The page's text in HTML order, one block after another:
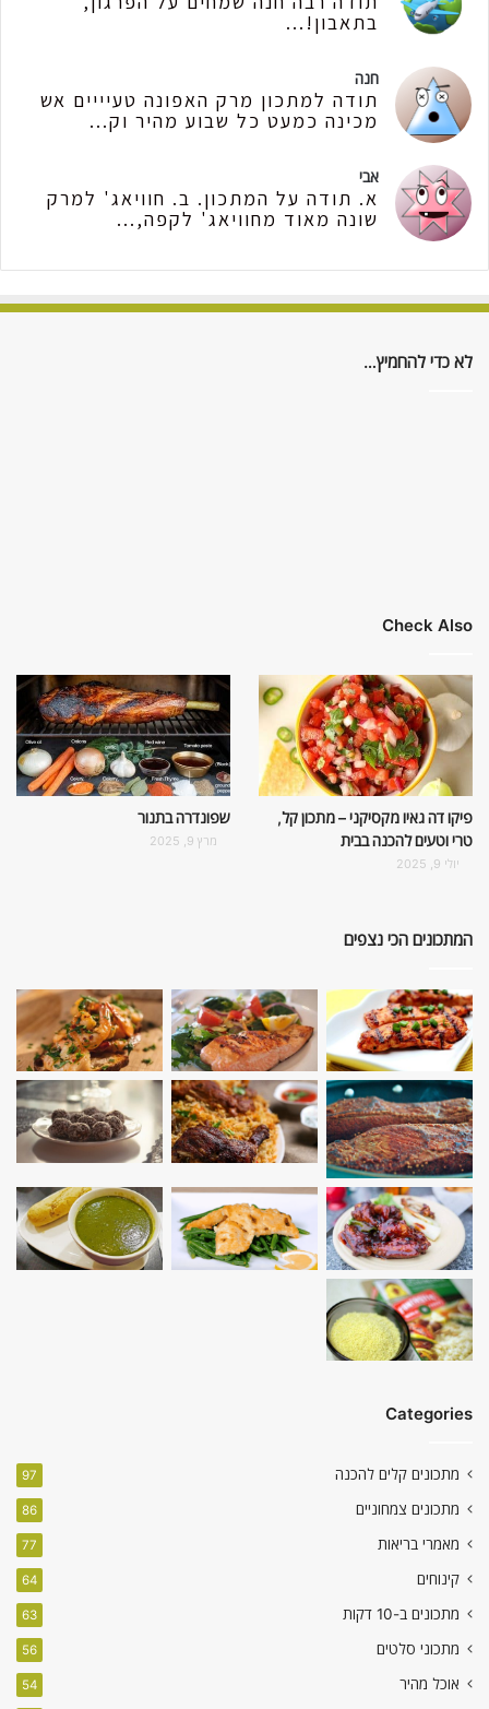
בתאבון!...
חנה
תודה למתכון מרק האפונה טעיייים אש
מכינה כמעט כל שבוע מהיר וק...
אבי
א. תודה על המתכון. ב. חוויאג' למרק
שונה מאוד מחוויאג' לקפה,...
לא כדי להחמיץ…
Check Also
פיקו דה גאיו מקסיקני – מתכון קל,
טרי וטעים להכנה בבית
יולי 9, 2025
שפונדרה בתנור
מרץ 9, 2025
המתכונים הכי נצפים
Categories
מתכונים קלים להכנה 97
מתכונים צמחוניים 86
מאמרי בריאות 77
קינוחים 64
מתכונים ב-10 דקות 63
מתכוני סלטים 56
אוכל מהיר 54